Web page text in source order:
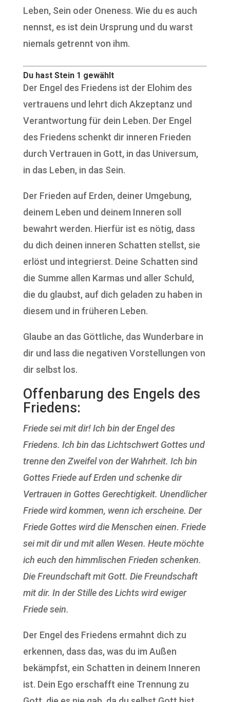
Leben, Sein oder Oneness. Wie du es auch
nennst, es ist dein Ursprung und du warst
niemals getrennt von ihm.
Du hast Stein 1 gewählt
Der Engel des Friedens ist der Elohim des
vertrauens und lehrt dich Akzeptanz und
Verantwortung für dein Leben. Der Engel
des Friedens schenkt dir inneren Frieden
durch Vertrauen in Gott, in das Universum,
in das Leben, in das Sein.
Der Frieden auf Erden, deiner Umgebung,
deinem Leben und deinem Inneren soll
bewahrt werden. Hierfür ist es nötig, dass
du dich deinen inneren Schatten stellst, sie
erlöst und integrierst. Deine Schatten sind
die Summe allen Karmas und aller Schuld,
die du glaubst, auf dich geladen zu haben in
diesem und in früheren Leben.
Glaube an das Göttliche, das Wunderbare in
dir und lass die negativen Vorstellungen von
dir selbst los.
Offenbarung des Engels des
Friedens:
Friede sei mit dir! Ich bin der Engel des
Friedens. Ich bin das Lichtschwert Gottes und
trenne den Zweifel von der Wahrheit. Ich bin
Gottes Friede auf Erden und schenke dir
Vertrauen in Gottes Gerechtigkeit. Unendlicher
Friede wird kommen, wenn ich erscheine. Der
Friede Gottes wird die Menschen einen. Friede
sei mit dir und mit allen Wesen. Heute möchte
ich euch den himmlischen Frieden schenken.
Die Freundschaft mit Gott. Die Freundschaft
mit dir. In der Stille des Lichts wird ewiger
Friede sein.
Der Engel des Friedens ermahnt dich zu
erkennen, dass das, was du im Außen
bekämpfst, ein Schatten in deinem Inneren
ist. Dein Ego erschafft eine Trennung zu